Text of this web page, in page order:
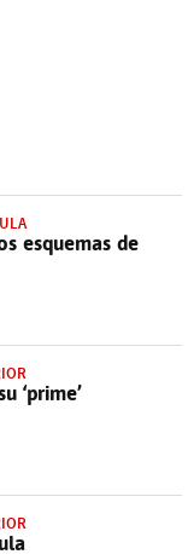
esquemas de
‘prime’